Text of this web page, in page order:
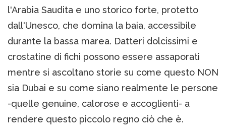
l'Arabia Saudita e uno storico forte, protetto
dall'Unesco, che domina la baia, accessibile
durante la bassa marea. Datteri dolcissimi e
crostatine di fichi possono essere assaporati
mentre si ascoltano storie su come questo NON
sia Dubai e su come siano realmente le persone
-quelle genuine, calorose e accoglienti- a
rendere questo piccolo regno ciò che è.